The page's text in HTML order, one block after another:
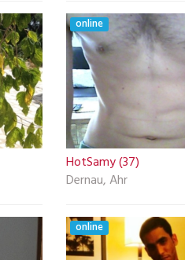
online
HotSamy (37)
Dernau, Ahr
online